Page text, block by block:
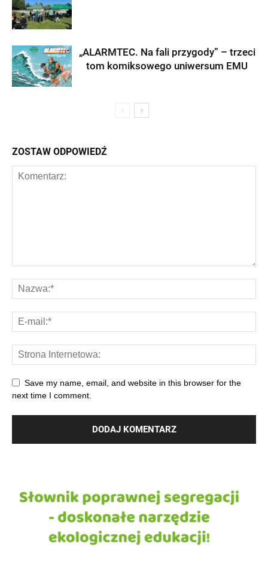
„ALARMTEC. Na fali przygody” – trzeci
tom komiksowego uniwersum EMU
ZOSTAW ODPOWIEDŹ
Save my name, email, and website in this browser for the
next time I comment.